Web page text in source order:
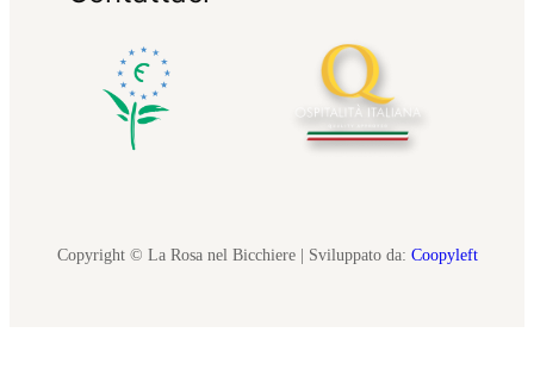
Copyright © La Rosa nel Bicchiere | Sviluppato da: Coopyleft